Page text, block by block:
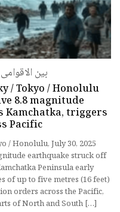
بین
/ Tokyo / Honolulu
8.8 magnitude
Kamchatka, triggers
Pacific
/ Honolulu, July 30, 2025
earthquake struck off
Peninsula early
of up to five metres (16 feet)
orders across the Pacific,
of North and South […]